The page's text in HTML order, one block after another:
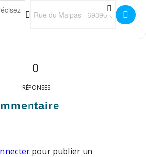
- Exposition féline de Charly []
Destination Address - Exposition
0
RÉPONSES
pour publier un